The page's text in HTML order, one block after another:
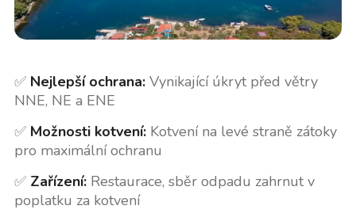
✅ Nejlepší ochrana:Vynikající úkryt před větry
NNE, NE a ENE
✅ Možnosti kotvení:Kotvení na levé straně zátoky
pro maximální ochranu
✅ Zařízení:Restaurace, sběr odpadu zahrnut v
poplatku za kotvení